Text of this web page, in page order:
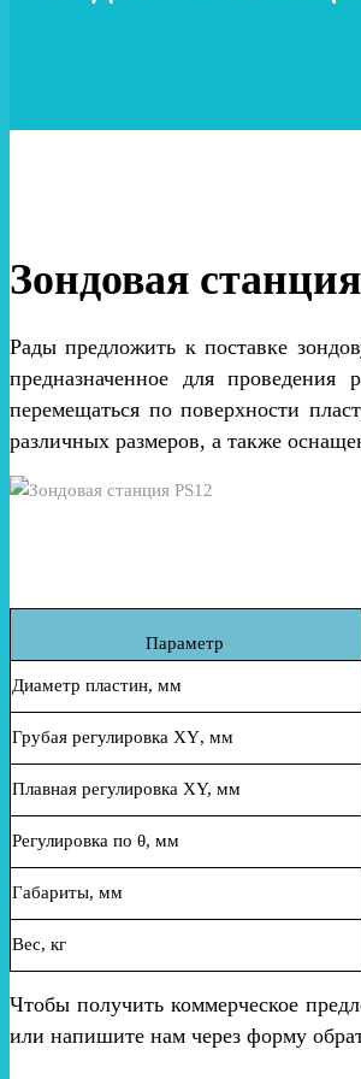
Зондовая
Рады предложить к поставке
предназначенное для
перемещаться по поверхности
различных размеров, а также
Параметр
Диаметр пластин, мм
Грубая регулировка XY, мм
Плавная регулировка XY, мм
Регулировка по θ, мм
Габариты, мм
Вес, кг
Чтобы получить коммерческое
или напишите нам через форму